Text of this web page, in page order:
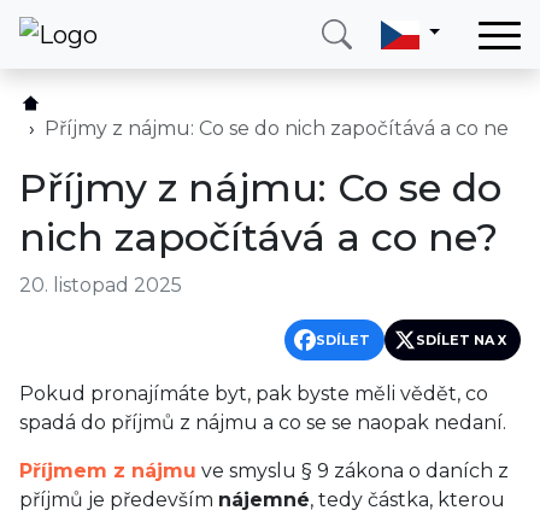
Služby
Země
O nás
Zavolejte mi Přihlásit se
Příjmy z nájmu: Co se do nich započítává a co ne
Příjmy z nájmu: Co se do
nich započítává a co ne?
20. listopad 2025
SDÍLET SDÍLET NA X
Pokud pronajímáte byt, pak byste měli vědět, co
spadá do příjmů z nájmu a co se se naopak nedaní.
Příjmem z nájmu ve smyslu § 9 zákona o daních z
příjmů je především nájemné, tedy částka, kterou